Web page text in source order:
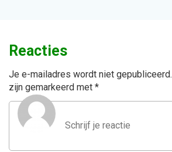
Reacties
Je e-mailadres wordt niet gepubliceerd.
zijn gemarkeerd met *